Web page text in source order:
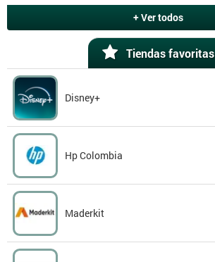
+ Ver todos
Tiendas favoritas
Disney+
Hp Colombia
Maderkit